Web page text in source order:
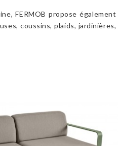
FERMOB propose également
coussins, plaids, jardinières,